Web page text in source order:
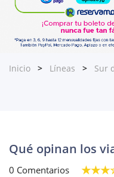
Inicio Líneas Sur
Qué opinan los
0 Comentarios